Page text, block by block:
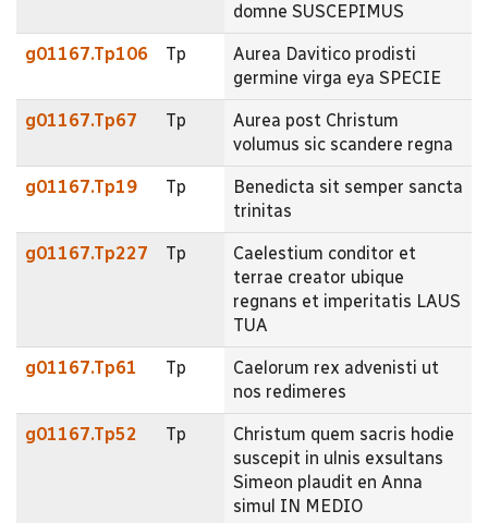
domne SUSCEPIMUS
g01167.Tp106 Tp
Aurea Davitico prodisti
germine virga eya SPECIE
g01167.Tp67 Tp
Aurea post Christum
volumus sic scandere regna
g01167.Tp19 Tp
Benedicta sit semper sancta
trinitas
g01167.Tp227 Tp
Caelestium conditor et
terrae creator ubique
regnans et imperitatis LAUS
TUA
g01167.Tp61 Tp
Caelorum rex advenisti ut
nos redimeres
g01167.Tp52 Tp
Christum quem sacris hodie
suscepit in ulnis exsultans
Simeon plaudit en Anna
simul IN MEDIO